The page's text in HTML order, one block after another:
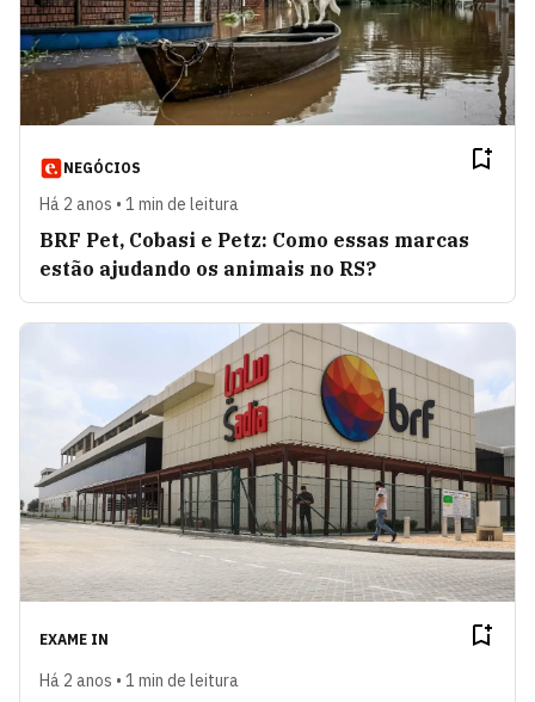
NEGÓCIOS
Há 2 anos • 1 min de leitura
BRF Pet, Cobasi e Petz: Como essas marcas
estão ajudando os animais no RS?
EXAME IN
Há 2 anos • 1 min de leitura